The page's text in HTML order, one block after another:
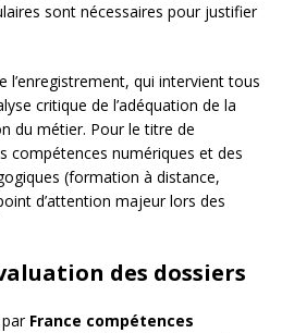
sont nécessaires pour justifier
l’enregistrement, qui intervient tous
critique de l’adéquation de la
du métier. Pour le titre de
compétences numériques et des
(formation à distance,
d’attention majeur lors des
des dossiers
par France compétences